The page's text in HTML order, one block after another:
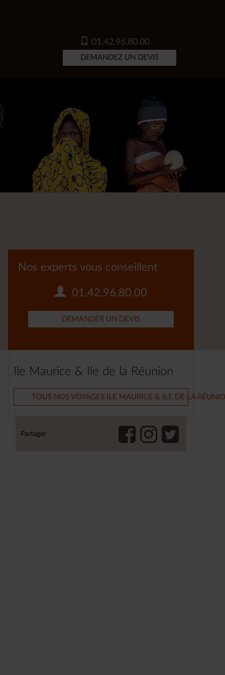
01.42.96.80.00
DEMANDEZ UN DEVIS
Nos experts vous conseillent
01.42.96.80.00
DEMANDER UN DEVIS
Ile Maurice & Ile de la Réunion
TOUS NOS VOYAGES ILE MAURICE & ILE DE LA
Partager